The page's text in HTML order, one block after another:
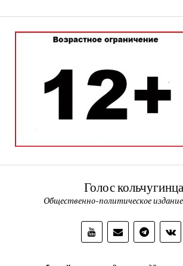
Голос кольчугинца
Общественно-политическое издание